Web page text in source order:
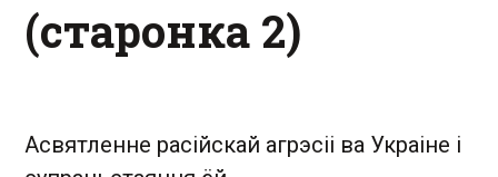
(старонка 2)
Асвятленне расійскай агрэсіі ва Украіне і